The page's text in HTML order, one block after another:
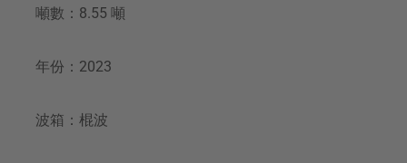
噸數：8.55 噸
年份：2023
波箱：棍波